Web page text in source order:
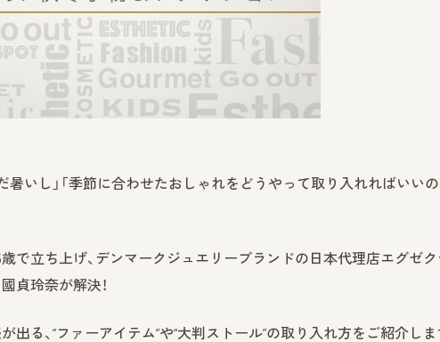
暑いし」「季節に合わせたおしゃれをどうやって取り入れればいいの
で立ち上げ、デンマークジュエリーブランドの日本代理店エグゼ
貞玲奈が解決！
る、“ファーアイテム”や“大判ストール”の取り入れ方をご紹介しま